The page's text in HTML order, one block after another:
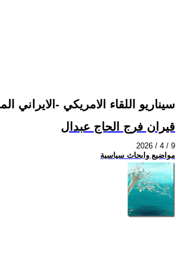
سيناريو اللقاء الامريكي -الايراني
قيران فرج الحاج عبدال
2026 / 4 / 9
مواضيع وابحاث سياسية